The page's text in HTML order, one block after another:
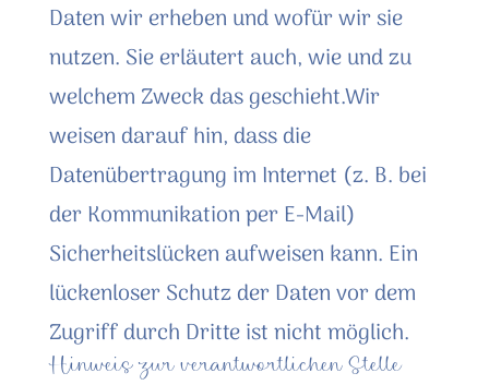
Daten wir erheben und wofür wir sie
nutzen. Sie erläutert auch, wie und zu
welchem Zweck das geschieht.Wir
weisen darauf hin, dass die
Datenübertragung im Internet (z. B. bei
der Kommunikation per E-Mail)
Sicherheitslücken aufweisen kann. Ein
lückenloser Schutz der Daten vor dem
Zugriff durch Dritte ist nicht möglich.
Hinweis zur verantwortlichen Stelle